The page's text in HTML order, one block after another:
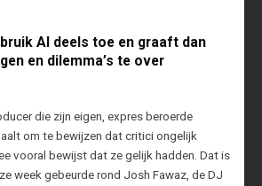
AI deels toe en graaft dan
en dilemma’s te over
die zijn eigen, expres beroerde
om te bewijzen dat critici ongelijk
vooral bewijst dat ze gelijk hadden. Dat is
week gebeurde rond Josh Fawaz, de DJ